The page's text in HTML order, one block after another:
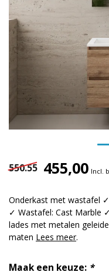
550.55 455,00 Incl.
Onderkast met wastafel
✓ Wastafel: Cast Marble
lades met metalen
maten Lees meer.
Maak een keuze: *